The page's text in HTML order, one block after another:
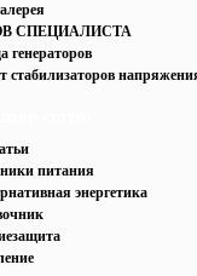
СПЕЦИАЛИСТА
генераторов
стабилизаторов
питания
энергетика